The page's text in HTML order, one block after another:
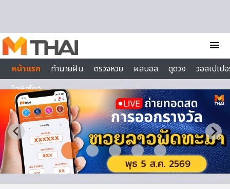
menu
หน้าแรก
ทำนายฝัน ตรวจหวย ผลบอล ดูดวง
วอลเปเป
ไลฟ์สไตล์